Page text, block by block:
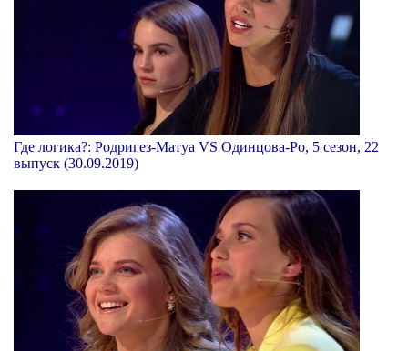
Где логика?: Родригез-Матуа VS Одинцова-Ро, 5 сезон, 22
выпуск (30.09.2019)